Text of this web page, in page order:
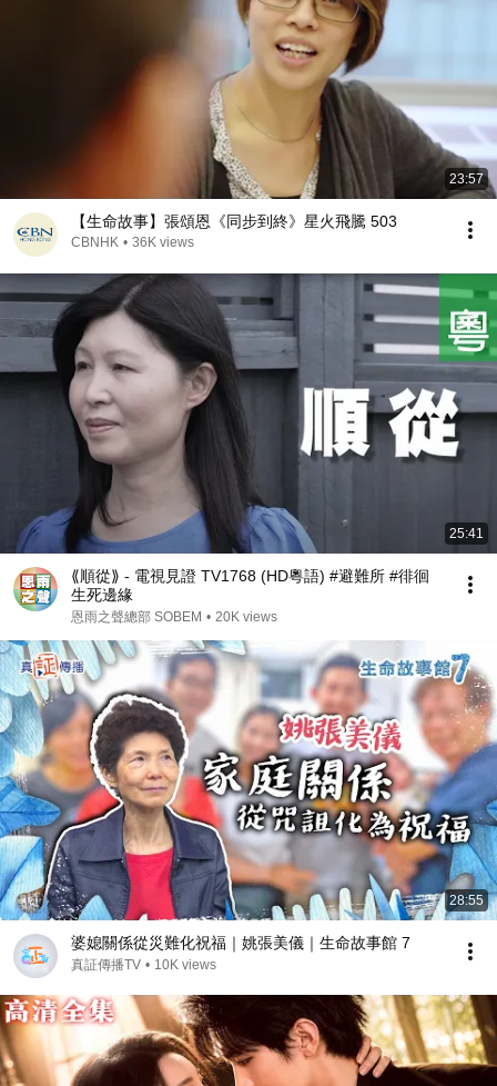
23:57
【生命故事】張頌恩《同步到終》星火飛騰 503
CBNHK • 36K views
25:41
⟪順從⟫ - 電視見證 TV1768 (HD粵語) #避難所 #徘徊
生死邊緣
恩雨之聲總部 SOBEM • 20K views
28:55
婆媳關係從災難化祝福｜姚張美儀｜生命故事館 7
真証傳播TV • 10K views